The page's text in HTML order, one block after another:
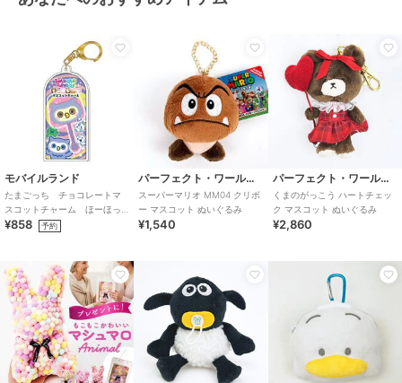
モバイルランド
たまごっち チョコレートマ
スコットチャーム ほーほっ
ち
¥858 予約
パーフェクト・ワールド・トーキョー
スーパーマリオ MM04 クリボ
ー マスコット ぬいぐるみ
¥1,540
パーフェクト・ワールド・トーキョー
くまのがっこう ハートチェッ
ク マスコット ぬいぐるみ
¥2,860